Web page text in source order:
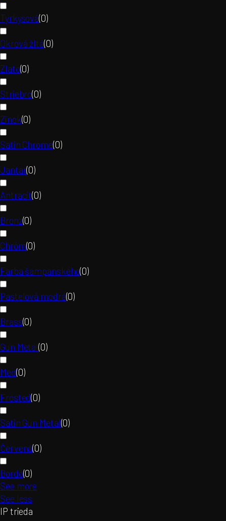
Tyrkysová(0)
Okrová žltá(0)
Zlato(0)
Striebro(0)
Zinok(0)
Satin Chrome(0)
Jantar(0)
Antracit(0)
Bronz(0)
Chróm(0)
Farba šampanského(0)
Pastelová modrá(0)
Brass(0)
Gun Metal(0)
Meď(0)
Frosted(0)
Satin Gun Metal(0)
Červená(0)
Bordó(0)
See more
See less
IP trieda